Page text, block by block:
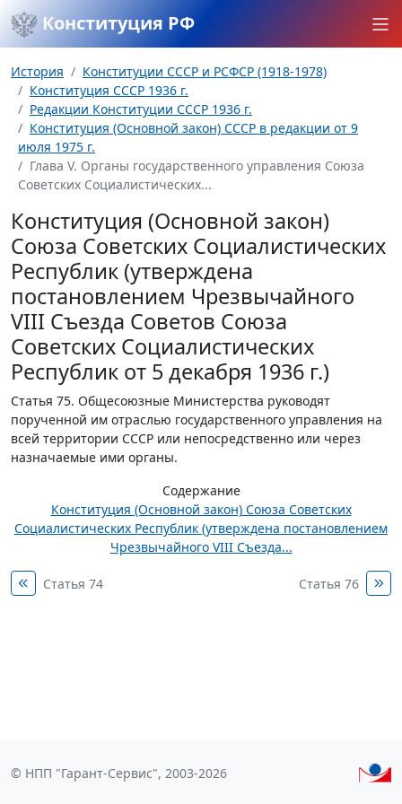
Конституция РФ
История
Конституции СССР и РСФСР (1918-1978)
Конституция СССР 1936 г.
Редакции Конституции СССР 1936 г.
Конституция (Основной закон) СССР в редакции от 9
июля 1975 г.
Глава V. Органы государственного управления Союза
Советских Социалистических...
Конституция (Основной закон)
Союза Советских Социалистических
Республик (утверждена
постановлением Чрезвычайного
VIII Съезда Советов Союза
Советских Социалистических
Республик от 5 декабря 1936 г.)
Статья 75. Общесоюзные Министерства руководят
порученной им отраслью государственного управления на
всей территории СССР или непосредственно или через
назначаемые ими органы.
Содержание
Конституция (Основной закон) Союза Советских
Социалистических Республик (утверждена постановлением
Чрезвычайного VIII Съезда...
Статья 74 Статья 76
© НПП "Гарант-Сервис", 2003-2026